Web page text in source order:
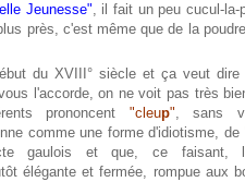
Jeunesse", il fait un peu cucul-la-
près, c'est même que de la
du XVIII° siècle et ça veut dire
l'accorde, on ne voit pas très
prononcent "cleup", sans
comme une forme d'idiotisme, de
gaulois et que, ce
élégante et fermée, rompue aux